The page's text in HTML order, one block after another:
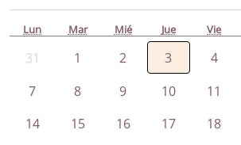
Lun Mar Mié Jue Vie
31 1 2 3 4
7
8 9 10 11
14
15 16 17 18